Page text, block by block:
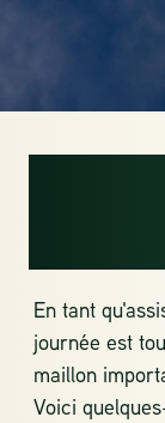
En tant
journée est
maillon
Voici